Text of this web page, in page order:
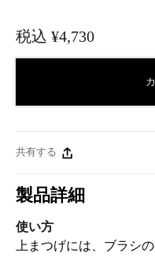
税込 ¥4,730
共有する
製品詳細
使い方
上まつげには、ブラシ